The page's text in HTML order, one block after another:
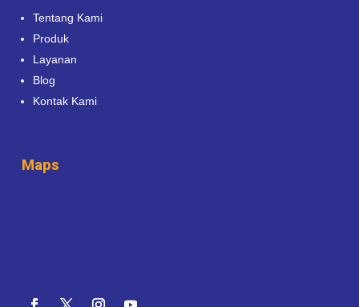
Tentang Kami
Produk
Layanan
Blog
Kontak Kami
Maps